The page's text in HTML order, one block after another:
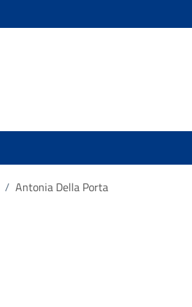
/ Antonia Della Porta